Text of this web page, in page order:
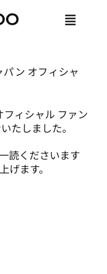
Toggle
ン オフィシャ
ィシャル ファン
たしました。
読くださいます
げます。